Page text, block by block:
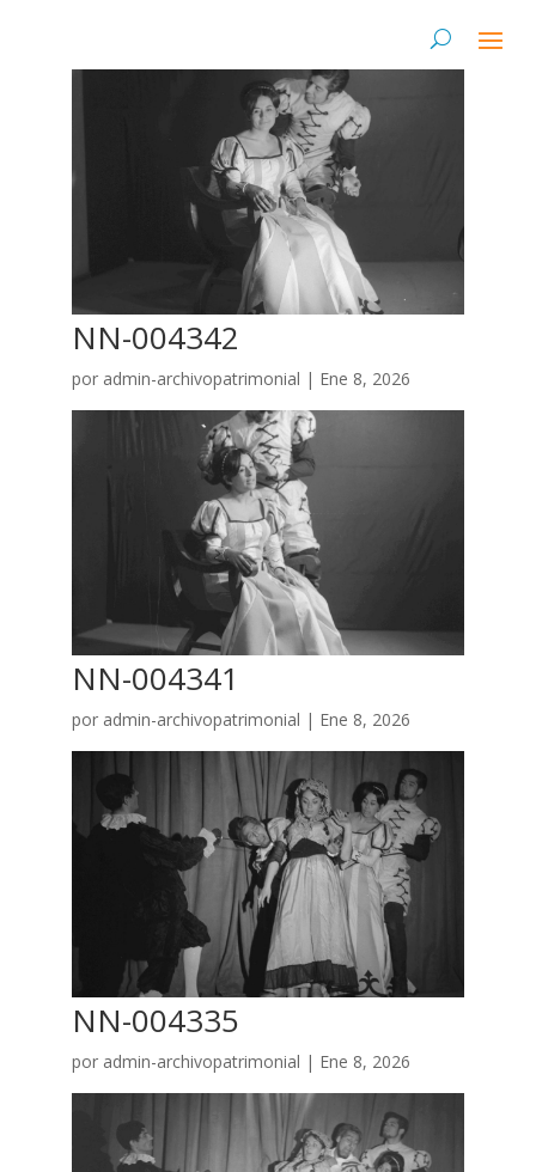
NN-004342
por admin-archivopatrimonial | Ene 8, 2026
NN-004341
por admin-archivopatrimonial | Ene 8, 2026
NN-004335
por admin-archivopatrimonial | Ene 8, 2026